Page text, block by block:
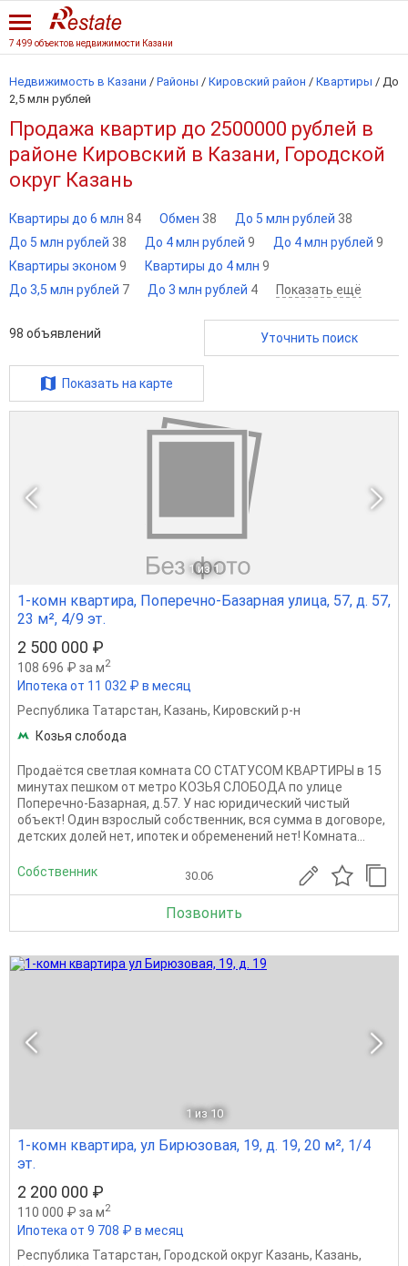
7 499 объектов недвижимости Казани
Недвижимость в Казани / Районы / Кировский район / Квартиры / До
2,5 млн рублей
Продажа квартир до 2500000 рублей в
районе Кировский в Казани, Городской
округ Казань
Квартиры до 6 млн 84 Обмен 38 До 5 млн рублей 38
До 5 млн рублей 38 До 4 млн рублей 9 До 4 млн рублей 9
Квартиры эконом 9 Квартиры до 4 млн 9
До 3,5 млн рублей 7 До 3 млн рублей 4 Показать ещё
98 объявлений Уточнить поиск
Показать на карте
1 из 1
1-комн квартира, Поперечно-Базарная улица, 57, д. 57,
23 м², 4/9 эт.
2 500 000 ₽
108 696 ₽ за м2
Ипотека от 11 032 ₽ в месяц
Республика Татарстан, Казань, Кировский р-н
Козья слобода
Продаётся светлая комната СО СТАТУСОМ КВАРТИРЫ в 15
минутах пешком от метро КОЗЬЯ СЛОБОДА по улице
Поперечно-Базарная, д.57. У нас юридический чистый
объект! Один взpocлый coбcтвенник, вся сумма в договоре,
детских долeй нет, ипотек и обременений нет! Комната...
Собственник 30.06
Позвонить
1 из 10
1-комн квартира, ул Бирюзовая, 19, д. 19, 20 м², 1/4
эт.
2 200 000 ₽
110 000 ₽ за м2
Ипотека от 9 708 ₽ в месяц
Республика Татарстан, Городской округ Казань, Казань,